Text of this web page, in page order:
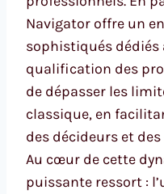
Navigator offre un
sophistiqués dédiés
qualification des
de dépasser les
classique, en
des décideurs et
Au cœur de cette
puissante ressort :